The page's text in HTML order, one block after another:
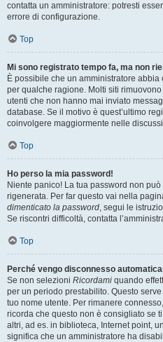
contatta un amministratore: potresti
errore di configurazione.
Top
Mi sono registrato tempo fa, ma non
È possibile che un amministratore
per qualche ragione. Molti siti
utenti che non hanno mai inviato
database. Se il motivo è quest’ultimo
coinvolgere maggiormente nelle
Top
Ho perso la mia password!
Niente panico! La tua password non
rigenerata. Per far questo vai nella
dimenticato la password, segui le
Se riscontri difficoltà, contatta
Top
Perché vengo disconnesso
Se non selezioni Ricordami quando
per un periodo prestabilito. Questo
tuo nome utente. Per rimanere
ricorda che questo non è consigliato se
altri, ad es. in biblioteca, Internet point,
significa che un amministratore ha